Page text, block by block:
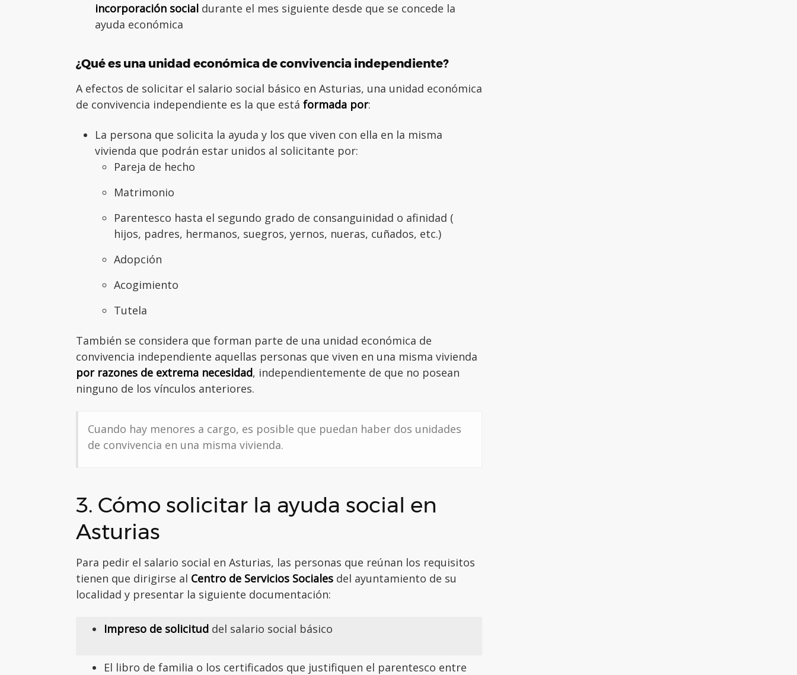
incorporación social durante el mes siguiente desde que se concede la
ayuda económica
¿Qué es una unidad económica de convivencia independiente?
A efectos de solicitar el salario social básico en Asturias, una unidad económica
de convivencia independiente es la que está formada por:
La persona que solicita la ayuda y los que viven con ella en la misma
vivienda que podrán estar unidos al solicitante por:
Pareja de hecho
Matrimonio
Parentesco hasta el segundo grado de consanguinidad o afinidad (
hijos, padres, hermanos, suegros, yernos, nueras, cuñados, etc.)
Adopción
Acogimiento
Tutela
También se considera que forman parte de una unidad económica de
convivencia independiente aquellas personas que viven en una misma vivienda
por razones de extrema necesidad, independientemente de que no posean
ninguno de los vínculos anteriores.
Cuando hay menores a cargo, es posible que puedan haber dos unidades
de convivencia en una misma vivienda.
3. Cómo solicitar la ayuda social en
Asturias
Para pedir el salario social en Asturias, las personas que reúnan los requisitos
tienen que dirigirse al Centro de Servicios Sociales del ayuntamiento de su
localidad y presentar la siguiente documentación:
Impreso de solicitud del salario social básico
El libro de familia o los certificados que justifiquen el parentesco entre